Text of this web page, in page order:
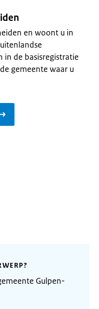
en woont u in
in de basisregistratie
gemeente waar u
Gulpen-